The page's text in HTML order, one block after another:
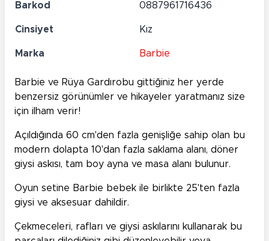
Barkod 0887961716436
Cinsiyet Kız
Marka Barbie
Barbie ve Rüya Gardırobu gittiğiniz her yerde
benzersiz görünümler ve hikayeler yaratmanız size
için ilham verir!
Açıldığında 60 cm'den fazla genişliğe sahip olan bu
modern dolapta 10'dan fazla saklama alanı, döner
giysi askısı, tam boy ayna ve masa alanı bulunur.
Oyun setine Barbie bebek ile birlikte 25'ten fazla
giysi ve aksesuar dahildir.
Çekmeceleri, rafları ve giysi askılarını kullanarak bu